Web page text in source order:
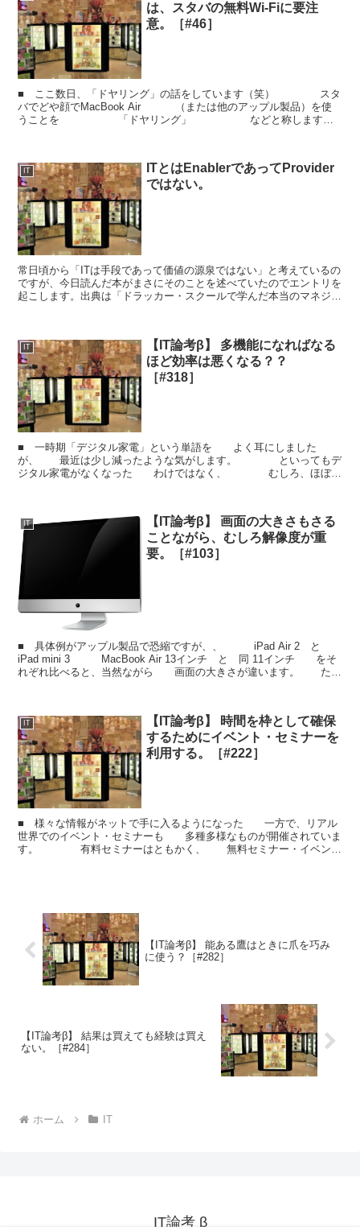
は、スタバの無料Wi-Fiに要注
意。［#46］
■ ここ数日、「ドヤリング」の話をしています（笑） スタ
バでどや顔でMacBook Air （または他のアップル製品）を使
うことを 「ドヤリング」 などと称します。
IT
ITとはEnablerであってProvider
ではない。
常日頃から「ITは手段であって価値の源泉ではない」と考えているの
ですが、今日読んだ本がまさにそのことを述べていたのでエントリを
起こします。出典は「ドラッカー・スクールで学んだ本当のマネジメ
IT
【IT論考β】 多機能になればなる
ほど効率は悪くなる？？
［#318］
■ 一時期「デジタル家電」という単語を よく耳にしました
が、 最近は少し減ったような気がします。 といってもデ
ジタル家電がなくなった わけではなく、 むしろ、ほぼ全
IT
【IT論考β】 画面の大きさもさる
ことながら、むしろ解像度が重
要。［#103］
■ 具体例がアップル製品で恐縮ですが、、 iPad Air 2 と
iPad mini 3 MacBook Air 13インチ と 同 11インチ をそ
れぞれ比べると、当然ながら 画面の大きさが違います。 た
IT
【IT論考β】 時間を枠として確保
するためにイベント・セミナーを
利用する。［#222］
■ 様々な情報がネットで手に入るようになった 一方で、リアル
世界でのイベント・セミナーも 多種多様なものが開催されていま
す。 有料セミナーはともかく、 無料セミナー・イベント
【IT論考β】 能ある鷹はときに爪を巧み
に使う？［#282］
【IT論考β】 結果は買えても経験は買え
ない。［#284］
ホーム IT
IT論考 β